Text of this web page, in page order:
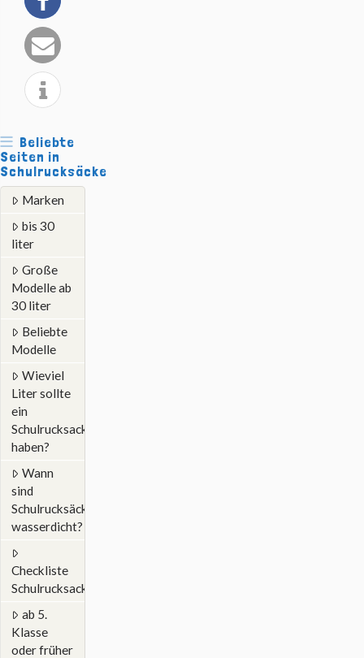
Beliebte
Seiten in
Schulrucksäcke
Marken
bis 30
liter
Große
Modelle ab
30 liter
Beliebte
Modelle
Wieviel
Liter sollte
ein
Schulrucksack
haben?
Wann
sind
Schulrucksäcke
wasserdicht?
Checkliste
Schulrucksack
ab 5.
Klasse
oder früher